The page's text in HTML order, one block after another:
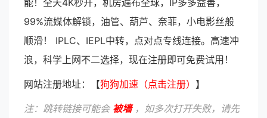
能！全天4K秒开，机房遍布全球，IP多多益善，
99%流媒体解锁，油管、葫芦、奈菲，小电影丝般
顺滑！ IPLC、IEPL中转，点对点专线连接。高速冲
浪，科学上网不二选择，现在注册即可免费试用！
网站注册地址：【狗狗加速（点击注册） 】
注：跳转链接可能会 被墙，如多次打开失败，请先